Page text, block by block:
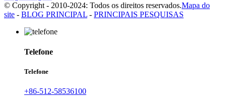
© Copyright - 2010-2024: Todos os direitos reservados.Mapa do
site - BLOG PRINCIPAL - PRINCIPAIS PESQUISAS
Telefone
Telefone
+86-512-58536100